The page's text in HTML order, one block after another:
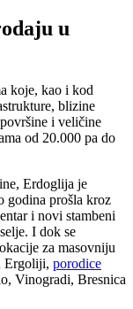
u
koje, kao i kod
blizine
i veličine
od 20.000 pa do
Erdoglija je
godina prošla kroz
i novi stambeni
I dok se
za masovniju
Ergoliji, porodice
Vinogradi, Bresnica